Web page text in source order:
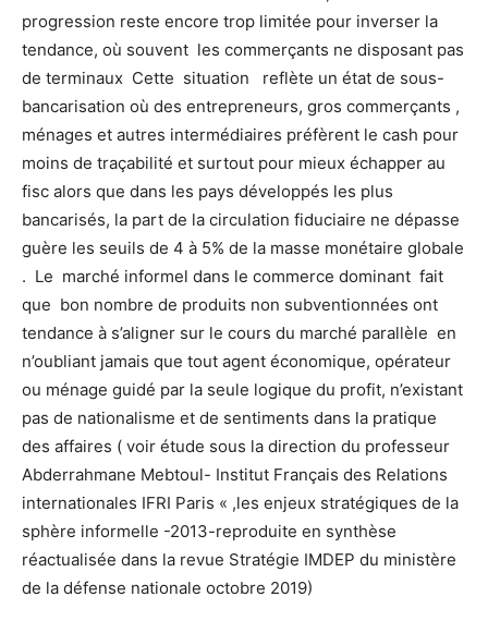
progression reste encore trop limitée pour inverser la
tendance, où souvent les commerçants ne disposant pas
de terminaux Cette situation reflète un état de sous-
bancarisation où des entrepreneurs, gros commerçants ,
ménages et autres intermédiaires préfèrent le cash pour
moins de traçabilité et surtout pour mieux échapper au
fisc alors que dans les pays développés les plus
bancarisés, la part de la circulation fiduciaire ne dépasse
guère les seuils de 4 à 5% de la masse monétaire globale
. Le marché informel dans le commerce dominant fait
que bon nombre de produits non subventionnées ont
tendance à s’aligner sur le cours du marché parallèle en
n’oubliant jamais que tout agent économique, opérateur
ou ménage guidé par la seule logique du profit, n’existant
pas de nationalisme et de sentiments dans la pratique
des affaires ( voir étude sous la direction du professeur
Abderrahmane Mebtoul- Institut Français des Relations
internationales IFRI Paris « ,les enjeux stratégiques de la
sphère informelle -2013-reproduite en synthèse
réactualisée dans la revue Stratégie IMDEP du ministère
de la défense nationale octobre 2019)